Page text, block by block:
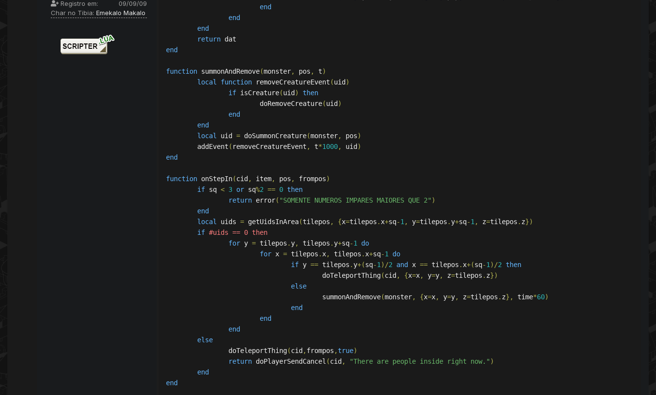
Registro em:
09/09/09
Char no Tibia: Emekalo Makalo
end
end
end
return
end
function summonAndRemove(monster, pos , t)
local
function removeCreatureEvent (uid )
if isCreature(uid )
then
			doRemoveCreature
(uid )
end
end
local
uid = doSummonCreature(monster, pos)
	addEvent
( removeCreatureEvent , t*1000, uid )
end
function onStepIn(cid , item, pos , frompos)
if sq < 3 or sq%2 == 0 then
return error( "SOMENTE NUMEROS IMPARES MAIORES QUE 2" )
end
local
uids = getUidsInArea(tilepos , {x=tilepos . x+sq-1 , y=tilepos . y+sq-1 , z=tilepos . z})
if #uids == 0 then
for y = tilepos . y, tilepos . y+sq-1
do
for x = tilepos . x, tilepos . x+sq-1
do
if y == tilepos . y+(sq-1 )/2 and x == tilepos . x+(sq-1 )/2 then
					doTeleportThing
(cid , {x=x, y=y, z=tilepos . z})
else
					summonAndRemove
(monster, {x=x, y=y, z=tilepos . z}, time*60)
end
end
end
else
		doTeleportThing
(cid , frompos ,true)
return doPlayerSendCancel (cid , "There are people inside right now." )
end
end